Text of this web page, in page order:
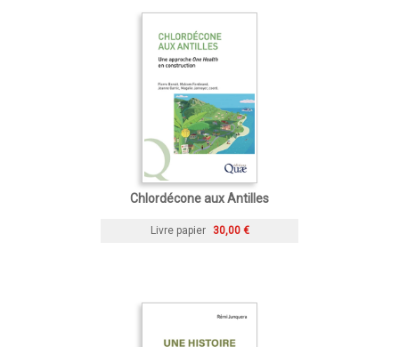
Chlordécone aux Antilles
Livre papier 30,00 €